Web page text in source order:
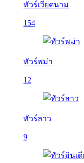
ทัวร์เวียดนาม
154
ทัวร์พม่า
12
ทัวร์ลาว
9